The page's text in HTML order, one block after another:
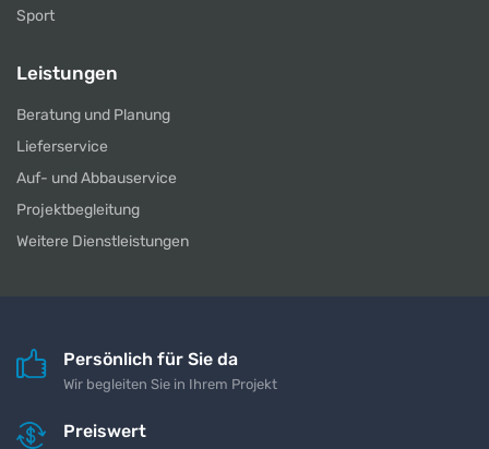
Sport
Leistungen
Beratung und Planung
Lieferservice
Auf- und Abbauservice
Projektbegleitung
Weitere Dienstleistungen
Persönlich für Sie da
Wir begleiten Sie in Ihrem Projekt
Preiswert